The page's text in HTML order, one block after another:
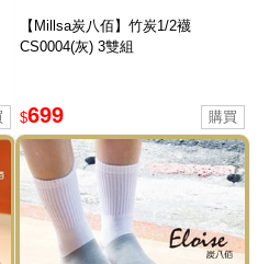
【Millsa炭八佰】竹炭1/2襪
CS0004(灰) 3雙組
$699